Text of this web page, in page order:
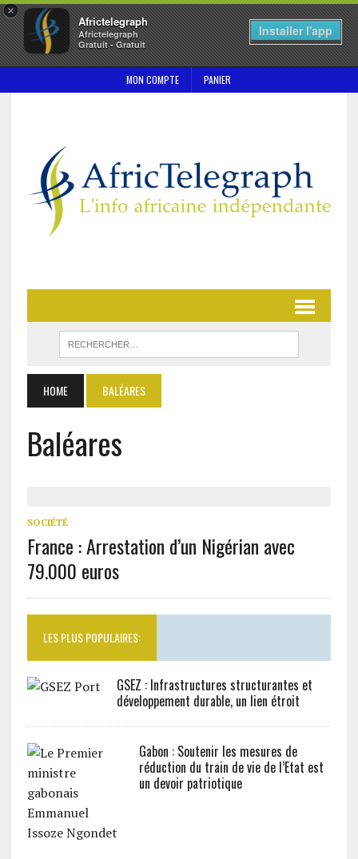
×
Africtelegraph
Africtelegraph
Gratuit - Gratuit
Installer l'app
MON COMPTE PANIER
HOME BALÉARES
Baléares
SOCIÉTÉ
France : Arrestation d’un Nigérian avec
79.000 euros
LES PLUS POPULAIRES:
GSEZ : Infrastructures structurantes et
développement durable, un lien étroit
Gabon : Soutenir les mesures de
réduction du train de vie de l’Etat est
un devoir patriotique